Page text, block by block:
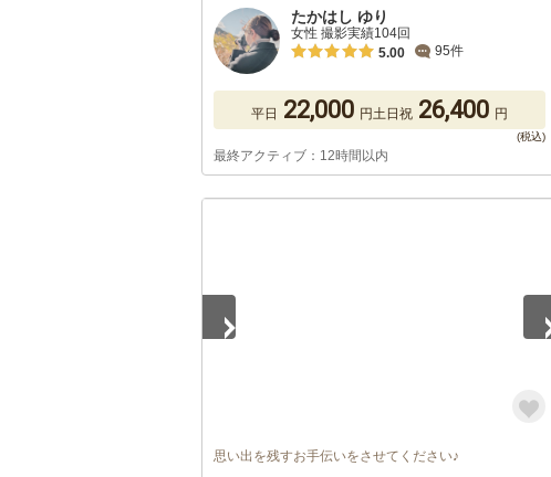
たかはし ゆり
女性 撮影実績104回
5.00
95件
平日 22,000 円土日祝 26,400 円
最終アクティブ：12時間以内
思い出を残すお手伝いをさせてください♪